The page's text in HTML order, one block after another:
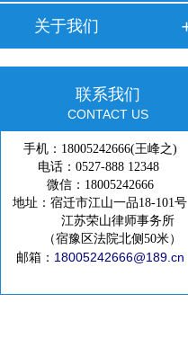
关于我们
联系我们
CONTACT US
手机：18005242666(王峰之)
电话：0527-888 12348
微信：18005242666
地址：宿迁市江山一品18-101号
江苏荣山律师事务所
（宿豫区法院北侧50米）
邮箱： 18005242666@189.cn